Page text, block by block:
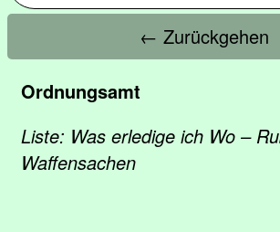
← Zurückgehen
Ordnungsamt
Liste: Was erledige ich Wo –
Waffensachen